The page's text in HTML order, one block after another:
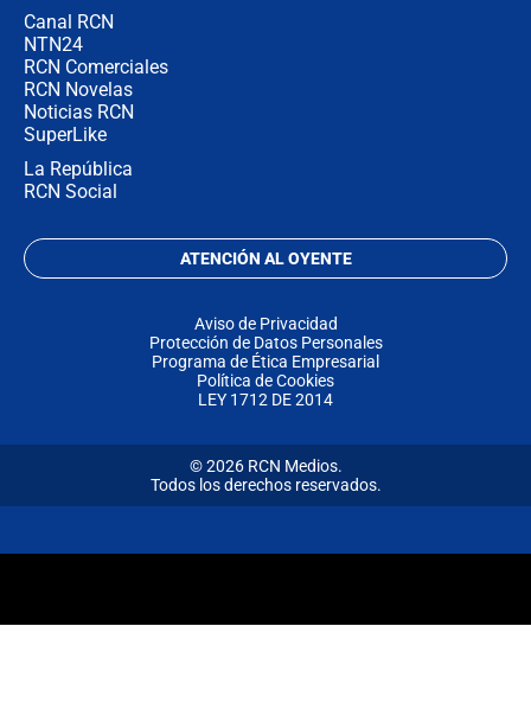
Canal RCN
NTN24
RCN Comerciales
RCN Novelas
Noticias RCN
SuperLike
La República
RCN Social
ATENCIÓN AL OYENTE
Aviso de Privacidad
Protección de Datos Personales
Programa de Ética Empresarial
Política de Cookies
LEY 1712 DE 2014
© 2026 RCN Medios.
Todos los derechos reservados.